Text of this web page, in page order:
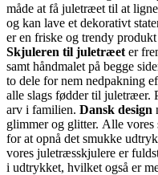
måde at få juletræet til at
og kan lave et dekorativt
er en friske og trendy
Skjuleren til juletræet er
samt håndmalet på begge
to dele for nem nedpakning
alle slags fødder til juletræer.
arv i familien. Dansk design
glimmer og glitter. Alle vores
for at opnå det smukke
vores juletræsskjulere er
i udtrykket, hvilket også er